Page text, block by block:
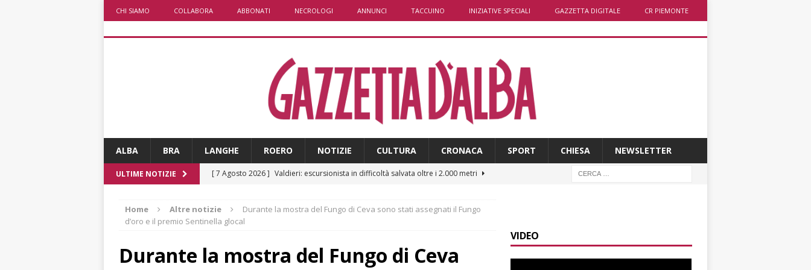
CHI SIAMO COLLABORA ABBONATI NECROLOGI ANNUNCI TACCUINO INIZIATIVE SPECIALI GAZZETTA DIGITALE CR PIEMONTE
ALBA BRA LANGHE ROERO NOTIZIE CULTURA CRONACA SPORT CHIESA NEWSLETTER
ULTIME NOTIZIE [ 7 Agosto 2026 ] Valdieri: escursionista in difficoltà salvata oltre i 2.000 metri
[ 7 Agosto 2026 ] Caso Galeasso in Comune ad Alba, per la Lega le dimissioni
[ 7 Agosto 2026 ] ITINERARI / La ciclabile del Ponente ligure sui vecchi binari
Home Altre notizie
Durante la mostra del Fungo di Ceva sono stati assegnati il Fungo
d’oro e il premio Sentinella glocal
Durante la mostra del Fungo di Ceva
VIDEO